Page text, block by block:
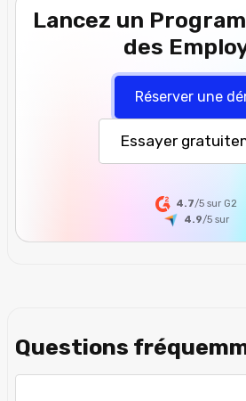
Lancez un
des
Réserver une
Essayer
4.7/5 sur G2
4.9/5sur
Questions